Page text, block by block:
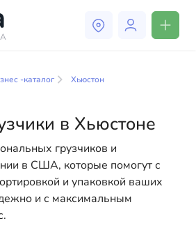
услуг вы найдете широкий
к жизни в США. Мы
решения как для
юридических лиц, чтобы
в Америке более комфортной и
консультаций до
— у нас есть всё
начала вашей новой
-каталог
Хьюстон
в Хьюстоне
грузчиков и
в США, которые помогут с
и упаковкой ваших
и с максимальным